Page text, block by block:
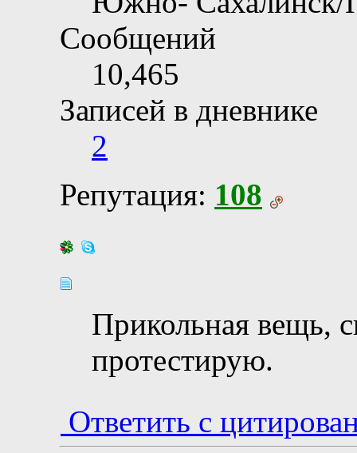
Сообщений
10,465
Записей в дневнике
2
Репутация: 108
Прикольная вещь,
протестирую.
Ответить с